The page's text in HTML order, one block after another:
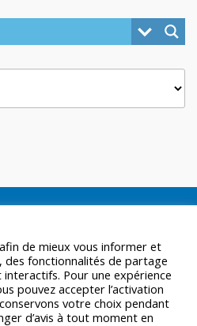
de mieux vous informer et
des fonctionnalités de partage
Pour une expérience
pouvez accepter l’activation
votre choix pendant
d’avis à tout moment en